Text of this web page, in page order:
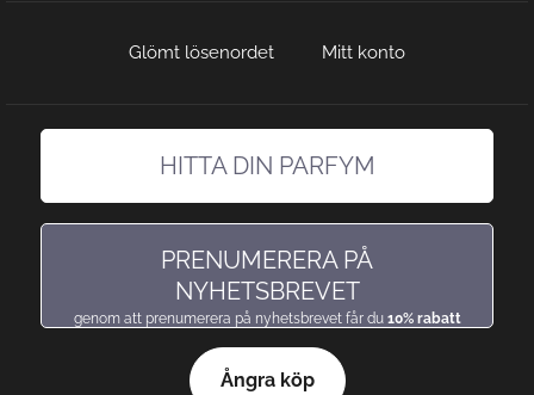
Glömt lösenordet Mitt konto
HITTA DIN PARFYM
PRENUMERERA PÅ
NYHETSBREVET
genom att prenumerera på nyhetsbrevet får du 10% rabatt
Ångra köp